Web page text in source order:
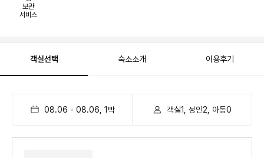
보관
서비스
객실선택 숙소소개 이용후기
08.06 - 08.06 1 박 객실1, 성인2, 아동0